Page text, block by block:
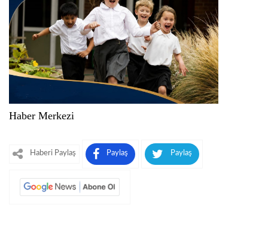
Haber Merkezi
Haberi Paylaş Paylaş Paylaş